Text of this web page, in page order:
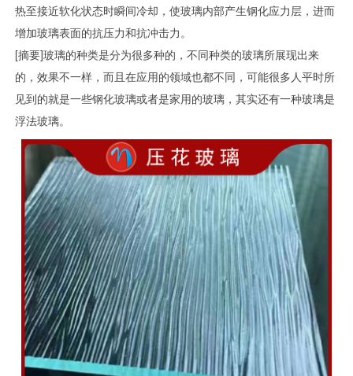
热至接近软化状态时瞬间冷却，使玻璃内部产生钢化应力层，进而
增加玻璃表面的抗压力和抗冲击力。
[摘要]玻璃的种类是分为很多种的，不同种类的玻璃所展现出来
的，效果不一样，而且在应用的领域也都不同，可能很多人平时所
见到的就是一些钢化玻璃或者是家用的玻璃，其实还有一种玻璃是
浮法玻璃。